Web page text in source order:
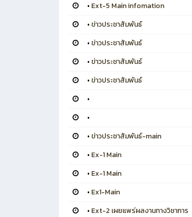
• Ext-5 Main infomation
• ข่าวประชาสัมพันธ์
• ข่าวประชาสัมพันธ์
• ข่าวประชาสัมพันธ์
• ข่าวประชาสัมพันธ์
•
•
• ข่าวประชาสัมพันธ์-main
• Ex-1 Main
• Ex-1 Main
• Ex1-Main
• Ext-2 เผยแพร่ผลงานทางวิชาการ